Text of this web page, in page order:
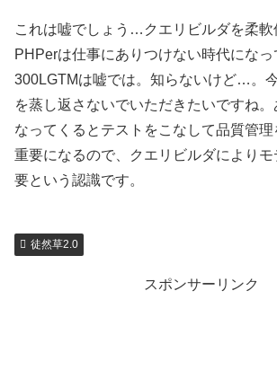
これは嘘でしょう…クエリビルダを柔軟
PHPerは仕事にありつけない時代にな
300LGTMは嘘では。知らないけど…。
を蒸し返さないでいただきたいですね
なってくるとテストをこなして品質管
重要になるので、クエリビルダにより
要という認識です。
徒然草2.0
スポンサーリンク